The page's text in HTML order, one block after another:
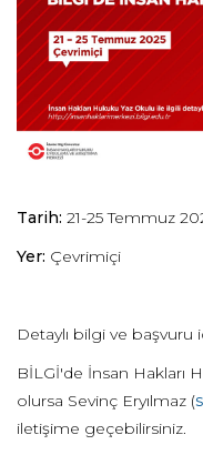
Tarih: 21-25 Temmuz
Yer: Çevrimiçi
Detaylı bilgi ve başvuru
BİLGİ'de İnsan Hakları
olursa Sevinç Eryılmaz (
iletişime geçebilirsiniz.